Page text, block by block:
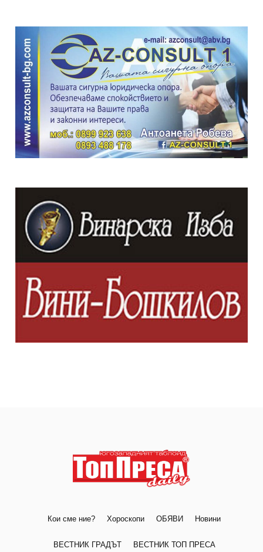
Кои сме ние? Хороскопи ОБЯВИ Новини
ВЕСТНИК ГРАДЪТ ВЕСТНИК ТОП ПРЕСА